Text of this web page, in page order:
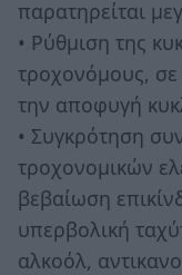
παρατηρείται
• Ρύθμιση της
τροχονόμους, σε
την αποφυγή
• Συγκρότηση
τροχονομικών
βεβαίωση
υπερβολική
αλκοόλ,